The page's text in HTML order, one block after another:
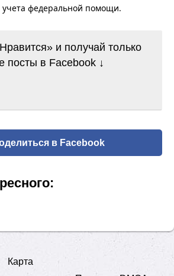
учета федеральной помощи.
и получай только
посты в Facebook ↓
в Facebook
Карта